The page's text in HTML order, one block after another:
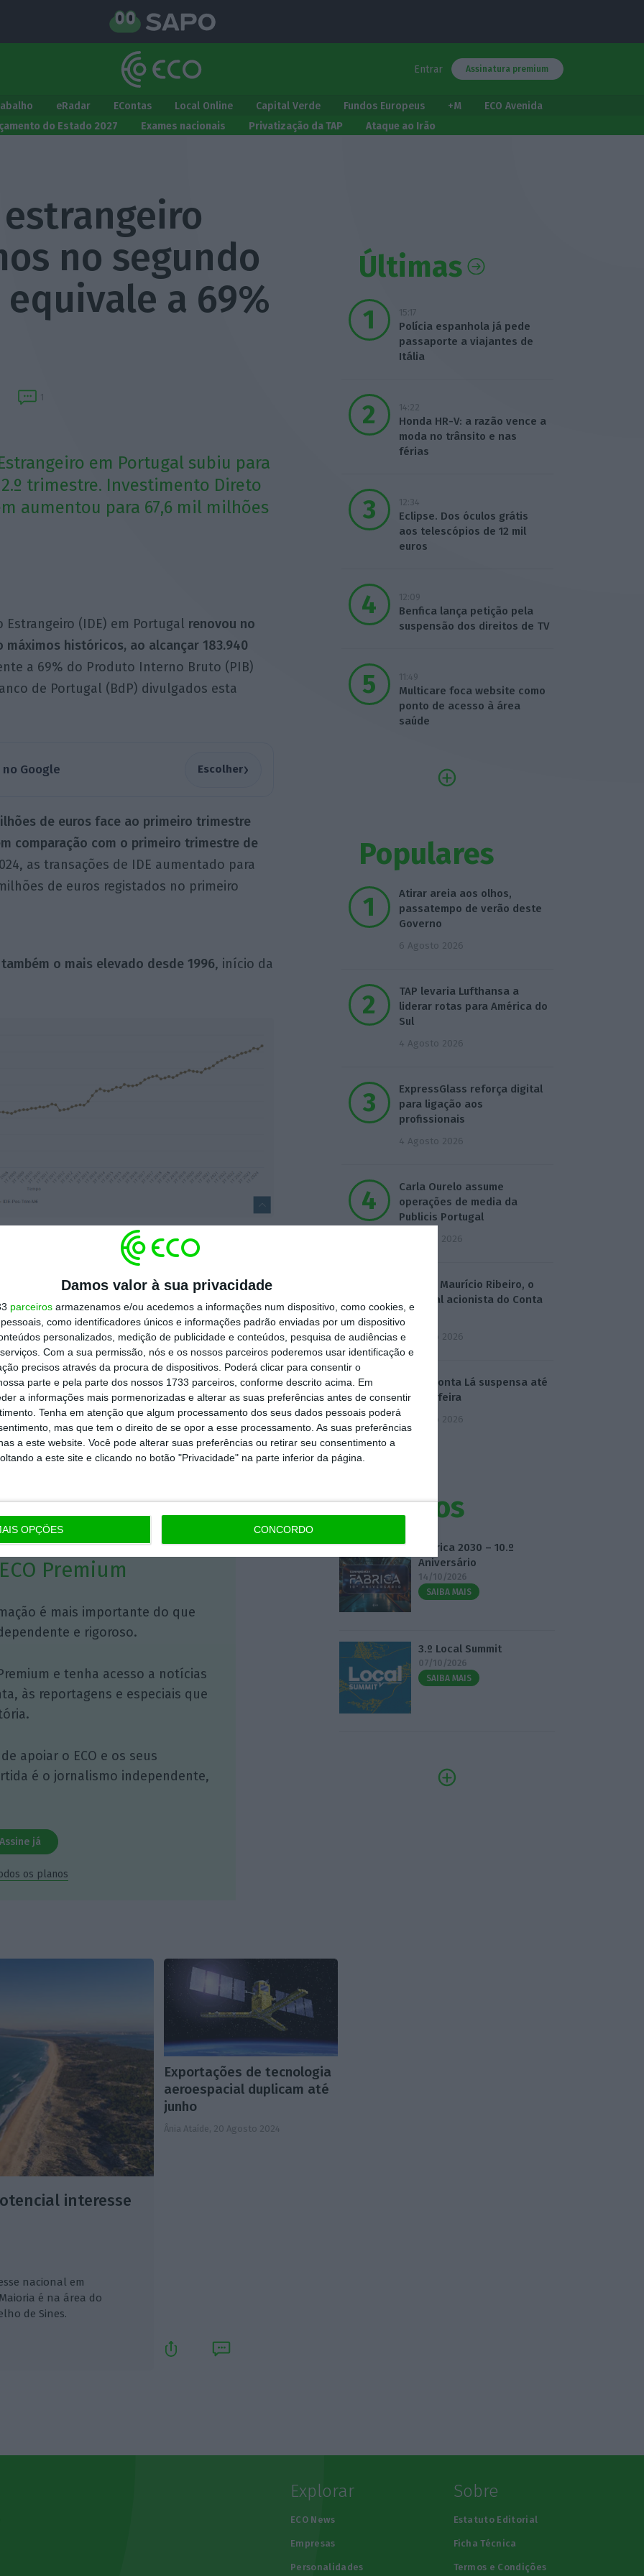
Damos valor à sua privacidade
parceiros armazenamos e/ou acedemos a informações num dispositivo, como cookies, e
como identificadores únicos e informações padrão enviadas por um dispositivo
personalizados, medição de publicidade e conteúdos, pesquisa de audiências e
Com a sua permissão, nós e os nossos parceiros poderemos usar identificação e
precisos através da procura de dispositivos. Poderá clicar para consentir o
parte e pela parte dos nossos 1733 parceiros, conforme descrito acima. Em
a informações mais pormenorizadas e alterar as suas preferências antes de consentir
Tenha em atenção que algum processamento dos seus dados pessoais poderá
mas que tem o direito de se opor a esse processamento. As suas preferências
a este website. Você pode alterar suas preferências ou retirar seu consentimento a
a este site e clicando no botão "Privacidade" na parte inferior da página.
OPÇÕES CONCORDO
Entrar Assinatura premium
eRadar EContas Local Online Capital Verde Fundos Europeus +M
ECO Avenida
do Estado 2027 Exames nacionais Privatização da TAP Ataque ao Irão
no segundo
a 69%
1
em Portugal subiu para
trimestre. Investimento Direto
aumentou para 67,6 mil milhões
(IDE) em Portugal renovou no
históricos, ao alcançar 183.940
a 69% do Produto Interno Bruto (PIB)
de Portugal (BdP) divulgados esta
Google Escolher›
de euros face ao primeiro trimestre
comparação com o primeiro trimestre de
as transações de IDE aumentado para
de euros registados no primeiro
o mais elevado desde 1996, início da
em Portugal encontram-se a União
Ásia (11,3 mil milhões de euros), América
mil milhões de euros).
Portugal no exterior (IPE) também
de euros.Este valor representa 25% do
ainda que ostockdeIDPcresceu 2,18 mil
do ano e 1,7 mil milhões de euros face ao
Premium
é mais importante do que
e rigoroso.
e tenha acesso a notícias
às reportagens e especiais que
apoiar o ECO e os seus
é o jornalismo independente,
Assine já
os planos
Últimas
15:17
Polícia espanhola já pede
passaporte a viajantes de
Itália
14:22
Honda HR-V: a razão vence a
moda no trânsito e nas
férias
12:34
Eclipse. Dos óculos grátis
aos telescópios de 12 mil
euros
12:09
Benfica lança petição pela
suspensão dos direitos de TV
11:49
Multicare foca website como
ponto de acesso à área
saúde
Populares
Atirar areia aos olhos,
passatempo de verão deste
Governo
6 Agosto 2026
TAP levaria Lufthansa a
liderar rotas para América do
Sul
4 Agosto 2026
ExpressGlass reforça digital
para ligação aos
profissionais
4 Agosto 2026
Carla Ourelo assume
operações de media da
Publicis Portugal
5 Agosto 2026
Quem é Maurício Ribeiro, o
principal acionista do Conta
Lá?
6 Agosto 2026
AG do Conta Lá suspensa até
quarta-feira
6 Agosto 2026
Eventos
Fábrica 2030 – 10.º
Aniversário
14/10/2026
SAIBA MAIS
3.º Local Summit
07/10/2026
SAIBA MAIS
interesse
nacional em
é na área do
de Sines.
Exportações de tecnologia
aeroespacial duplicam até
junho
Ânia Ataíde, 20 Agosto 2024
Explorar
ECO News
Empresas
Personalidades
Sobre
Estatuto Editorial
Ficha Técnica
Termos e Condições